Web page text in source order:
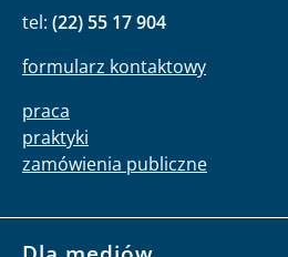
tel: (22) 55 17 904
formularz kontaktowy
praca
praktyki
zamówienia publiczne